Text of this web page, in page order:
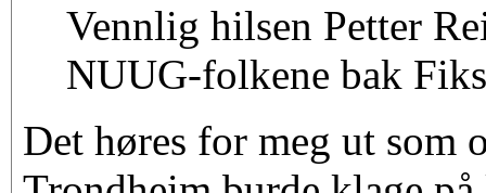
Vennlig hilsen Petter
NUUG-folkene bak
Det høres for meg ut som